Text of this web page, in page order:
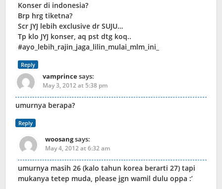
Konser di indonesia?
Brp hrg tiketna?
Scr JYJ lebih exclusive dr SUJU…
Tp klo JYJ konser, aq pst dtg koq..
#ayo_lebih_rajin_jaga_lilin_mulai_mlm_ini_
Reply
vamprincesays:
May 3, 2012 at 5:38 pm
umurnya berapa?
Reply
woosangsays:
May 4, 2012 at 6:32 am
umurnya masih 26 (kalo tahun korea berarti 27) tapi
mukanya tetep muda, please jgn wamil dulu oppa :’